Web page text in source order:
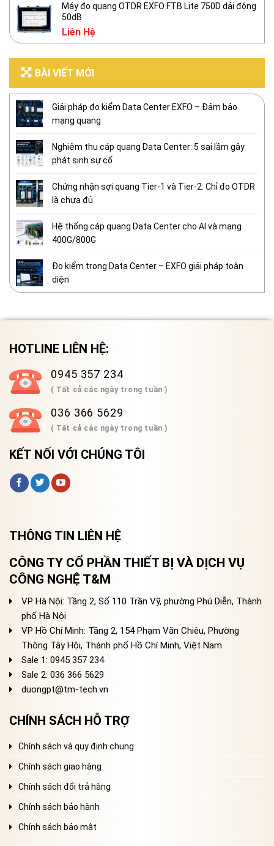
Máy đo quang OTDR EXFO FTB Lite 750D dải động
50dB
Liên Hệ
BÀI VIẾT MỚI
Giải pháp đo kiểm Data Center EXFO – Đảm bảo
mạng quang
Nghiệm thu cáp quang Data Center: 5 sai lầm gây
phát sinh sự cố
Chứng nhận sợi quang Tier-1 và Tier-2: Chỉ đo OTDR
là chưa đủ
Hệ thống cáp quang Data Center cho AI và mạng
400G/800G
Đo kiểm trong Data Center – EXFO giải pháp toàn
diện
HOTLINE LIÊN HỆ:
0945 357 234
( Tất cả các ngày trong tuần )
036 366 5629
( Tất cả các ngày trong tuần )
KẾT NỐI VỚI CHÚNG TÔI
THÔNG TIN LIÊN HỆ
CÔNG TY CỔ PHẦN THIẾT BỊ VÀ DỊCH VỤ
CÔNG NGHỆ T&M
VP Hà Nội: Tầng 2, Số 110 Trần Vỹ, phường Phú Diễn, Thành
phố Hà Nội
VP Hồ Chí Minh: Tầng 2, 154 Phạm Văn Chiêu, Phường
Thông Tây Hội, Thành phố Hồ Chí Minh, Việt Nam
Sale 1: 0945 357 234
Sale 2: 036 366 5629
duongpt@tm-tech.vn
CHÍNH SÁCH HỖ TRỢ
Chính sách và quy định chung
Chính sách giao hàng
Chính sách đổi trả hàng
Chính sách bảo hành
Chính sách bảo mật